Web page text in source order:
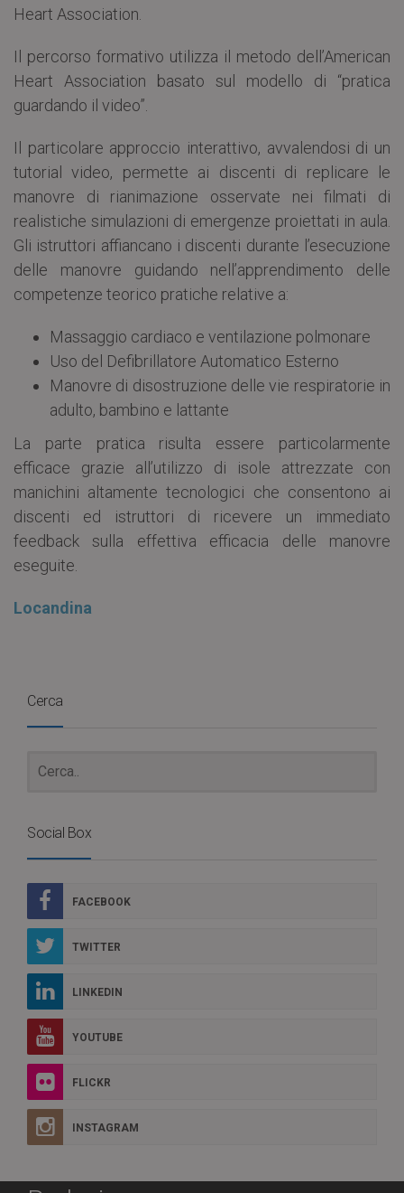
Heart Association.
Il percorso formativo utilizza il metodo dell’American
Heart Association basato sul modello di “pratica
guardando il video”.
Il particolare approccio interattivo, avvalendosi di un
tutorial video, permette ai discenti di replicare le
manovre di rianimazione osservate nei filmati di
realistiche simulazioni di emergenze proiettati in aula.
Gli istruttori affiancano i discenti durante l’esecuzione
delle manovre guidando nell’apprendimento delle
competenze teorico pratiche relative a:
Massaggio cardiaco e ventilazione polmonare
Uso del Defibrillatore Automatico Esterno
Manovre di disostruzione delle vie respiratorie in
adulto, bambino e lattante
La parte pratica risulta essere particolarmente
efficace grazie all’utilizzo di isole attrezzate con
manichini altamente tecnologici che consentono ai
discenti ed istruttori di ricevere un immediato
feedback sulla effettiva efficacia delle manovre
eseguite.
Locandina
Cerca
Social Box
FACEBOOK
TWITTER
LINKEDIN
YOUTUBE
FLICKR
INSTAGRAM